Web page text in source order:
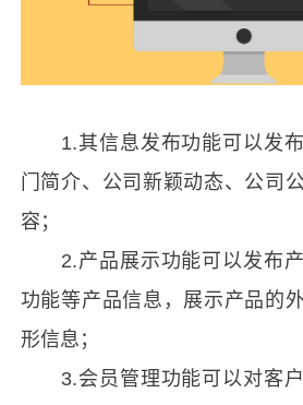
1.其信息发布功能可以发布
门简介、公司新颖动态、公司
容；
2.产品展示功能可以发布产
功能等产品信息，展示产品的
形信息；
3.会员管理功能可以对客户